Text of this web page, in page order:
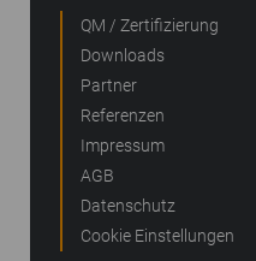
QM / Zertifizierung
Downloads
Partner
Referenzen
Impressum
AGB
Datenschutz
Cookie Einstellungen